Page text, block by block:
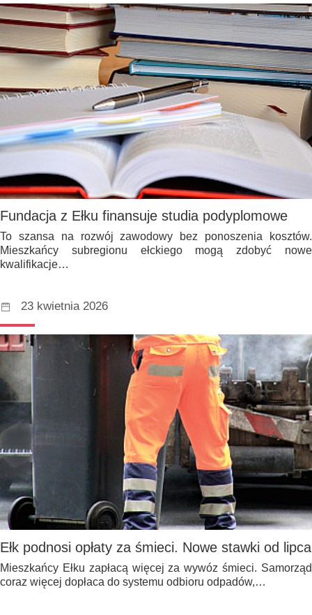
Fundacja z Ełku finansuje studia podyplomowe
To szansa na rozwój zawodowy bez ponoszenia kosztów.
Mieszkańcy subregionu ełckiego mogą zdobyć nowe
kwalifikacje…
23 kwietnia 2026
Ełk podnosi opłaty za śmieci. Nowe stawki od lipca
Mieszkańcy Ełku zapłacą więcej za wywóz śmieci. Samorząd
coraz więcej dopłaca do systemu odbioru odpadów,…